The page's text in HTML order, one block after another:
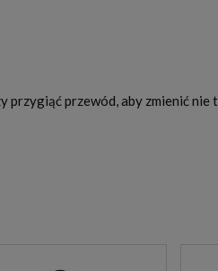
przygiąć przewód, aby zmienić